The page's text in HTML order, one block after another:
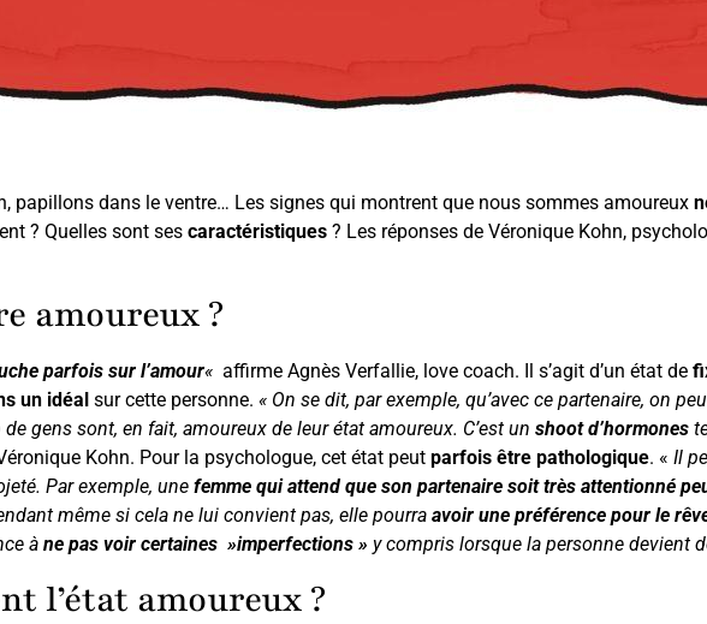
papillons dans le ventre… Les signes qui montrent que nous sommes amoureux
? Quelles sont ses caractéristiques ? Les réponses de Véronique Kohn,
amoureux ?
parfois sur l’amour« affirme Agnès Verfallie, love coach. Il s’agit d’un état de
un idéal sur cette personne. « On se dit, par exemple, qu’avec ce partenaire, on
gens sont, en fait, amoureux de leur état amoureux. C’est un shoot d’hormones
Kohn. Pour la psychologue, cet état peut parfois être pathologique. « Il
Par exemple, une femme qui attend que son partenaire soit très attentionné
même si cela ne lui convient pas, elle pourra avoir une préférence pour le
à ne pas voir certaines »imperfections » y compris lorsque la personne devient
l’état amoureux ?